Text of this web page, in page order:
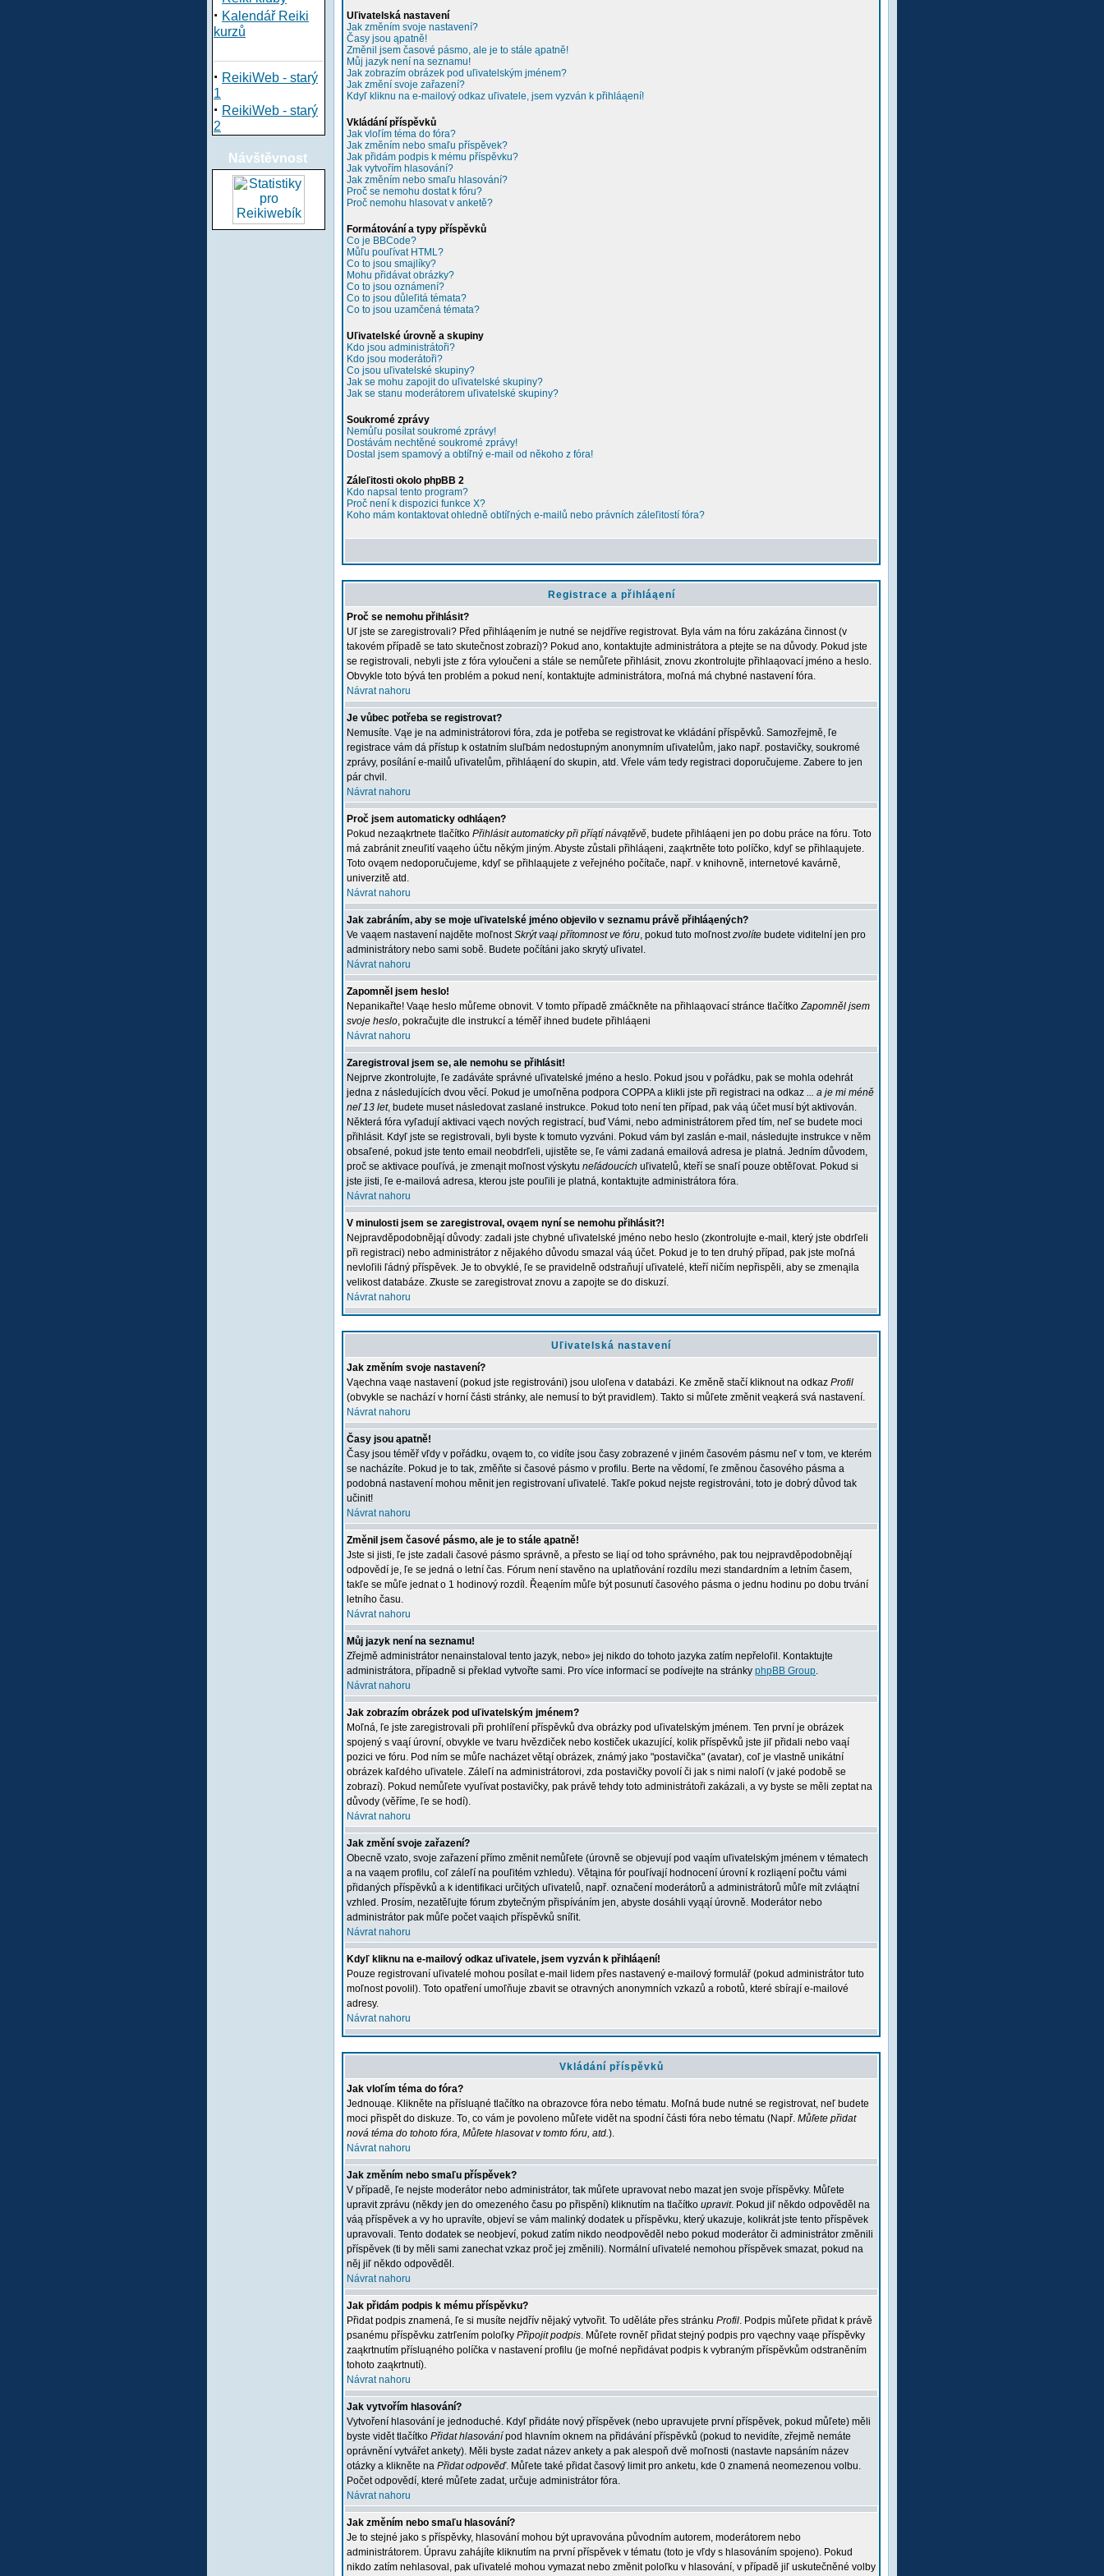
· Kalendář Reiki
kurzů
· ReikiWeb - starý
1
· ReikiWeb - starý
2
Návštěvnost
Uľivatelská nastavení
Jak změním svoje nastavení?
Časy jsou ąpatně!
Změnil jsem časové pásmo, ale je to stále ąpatně!
Můj jazyk není na seznamu!
Jak zobrazím obrázek pod uľivatelským jménem?
Jak změní svoje zařazení?
Kdyľ kliknu na e-mailový odkaz uľivatele, jsem vyzván k přihláąení!
Vkládání příspěvků
Jak vloľím téma do fóra?
Jak změním nebo smaľu příspěvek?
Jak přidám podpis k mému příspěvku?
Jak vytvořím hlasování?
Jak změním nebo smaľu hlasování?
Proč se nemohu dostat k fóru?
Proč nemohu hlasovat v anketě?
Formátování a typy příspěvků
Co je BBCode?
Můľu pouľívat HTML?
Co to jsou smajlíky?
Mohu přidávat obrázky?
Co to jsou oznámení?
Co to jsou důleľitá témata?
Co to jsou uzamčená témata?
Uľivatelské úrovně a skupiny
Kdo jsou administrátoři?
Kdo jsou moderátoři?
Co jsou uľivatelské skupiny?
Jak se mohu zapojit do uľivatelské skupiny?
Jak se stanu moderátorem uľivatelské skupiny?
Soukromé zprávy
Nemůľu posílat soukromé zprávy!
Dostávám nechtěné soukromé zprávy!
Dostal jsem spamový a obtíľný e-mail od někoho z fóra!
Záleľitosti okolo phpBB 2
Kdo napsal tento program?
Proč není k dispozici funkce X?
Koho mám kontaktovat ohledně obtíľných e-mailů nebo právních záleľitostí fóra?
Registrace a přihláąení
Proč se nemohu přihlásit?
Uľ jste se zaregistrovali? Před přihláąením je nutné se nejdříve registrovat. Byla vám na fóru zakázána činnost (v
takovém případě se tato skutečnost zobrazí)? Pokud ano, kontaktujte administrátora a ptejte se na důvody. Pokud jste
se registrovali, nebyli jste z fóra vyloučeni a stále se nemůľete přihlásit, znovu zkontrolujte přihlaąovací jméno a heslo.
Obvykle toto bývá ten problém a pokud není, kontaktujte administrátora, moľná má chybné nastavení fóra.
Návrat nahoru
Je vůbec potřeba se registrovat?
Nemusíte. Vąe je na administrátorovi fóra, zda je potřeba se registrovat ke vkládání příspěvků. Samozřejmě, ľe
registrace vám dá přístup k ostatním sluľbám nedostupným anonymním uľivatelům, jako např. postavičky, soukromé
zprávy, posílání e-mailů uľivatelům, přihláąení do skupin, atd. Vřele vám tedy registraci doporučujeme. Zabere to jen
pár chvil.
Návrat nahoru
Proč jsem automaticky odhláąen?
Pokud nezaąkrtnete tlačítko Přihlásit automaticky při příątí návątěvě, budete přihláąeni jen po dobu práce na fóru. Toto
má zabránit zneuľití vaąeho účtu někým jiným. Abyste zůstali přihláąeni, zaąkrtněte toto políčko, kdyľ se přihlaąujete.
Toto ovąem nedoporučujeme, kdyľ se přihlaąujete z veřejného počítače, např. v knihovně, internetové kavárně,
univerzitě atd.
Návrat nahoru
Jak zabráním, aby se moje uľivatelské jméno objevilo v seznamu právě přihláąených?
Ve vaąem nastavení najděte moľnostSkrýt vaąi přítomnost ve fóru, pokud tuto moľnostzvolíte budete viditelní jen pro
administrátory nebo sami sobě. Budete počítáni jako skrytý uľivatel.
Návrat nahoru
Zapomněl jsem heslo!
Nepanikařte! Vaąe heslo můľeme obnovit. V tomto případě zmáčkněte na přihlaąovací stránce tlačítkoZapomněl jsem
svoje heslo, pokračujte dle instrukcí a téměř ihned budete přihláąeni
Návrat nahoru
Zaregistroval jsem se, ale nemohu se přihlásit!
Nejprve zkontrolujte, ľe zadáváte správné uľivatelské jméno a heslo. Pokud jsou v pořádku, pak se mohla odehrát
jedna z následujících dvou věcí. Pokud je umoľněna podpora COPPA a klikli jste při registraci na odkaz ... a je mi méně
neľ 13 let, budete muset následovat zaslané instrukce. Pokud toto není ten případ, pak váą účet musí být aktivován.
Některá fóra vyľadují aktivaci vąech nových registrací, buď Vámi, nebo administrátorem před tím, neľ se budete moci
přihlásit. Kdyľ jste se registrovali, byli byste k tomuto vyzváni. Pokud vám byl zaslán e-mail, následujte instrukce v něm
obsaľené, pokud jste tento email neobdrľeli, ujistěte se, ľe vámi zadaná emailová adresa je platná. Jedním důvodem,
proč se aktivace pouľívá, je zmenąit moľnost výskytu neľádoucích uľivatelů, kteří se snaľí pouze obtěľovat. Pokud si
jste jisti, ľe e-mailová adresa, kterou jste pouľili je platná, kontaktujte administrátora fóra.
Návrat nahoru
V minulosti jsem se zaregistroval, ovąem nyní se nemohu přihlásit?!
Nejpravděpodobnějąí důvody: zadali jste chybné uľivatelské jméno nebo heslo (zkontrolujte e-mail, který jste obdrľeli
při registraci) nebo administrátor z nějakého důvodu smazal váą účet. Pokud je to ten druhý případ, pak jste moľná
nevloľili ľádný příspěvek. Je to obvyklé, ľe se pravidelně odstraňují uľivatelé, kteří ničím nepřispěli, aby se zmenąila
velikost databáze. Zkuste se zaregistrovat znovu a zapojte se do diskuzí.
Návrat nahoru
Uľivatelská nastavení
Jak změním svoje nastavení?
Vąechna vaąe nastavení (pokud jste registrováni) jsou uloľena v databázi. Ke změně stačí kliknout na odkaz Profil
(obvykle se nachází v horní části stránky, ale nemusí to být pravidlem). Takto si můľete změnit veąkerá svá nastavení.
Návrat nahoru
Časy jsou ąpatně!
Časy jsou téměř vľdy v pořádku, ovąem to, co vidíte jsou časy zobrazené v jiném časovém pásmu neľ v tom, ve kterém
se nacházíte. Pokud je to tak, změňte si časové pásmo v profilu. Berte na vědomí, ľe změnou časového pásma a
podobná nastavení mohou měnit jen registrovaní uľivatelé. Takľe pokud nejste registrováni, toto je dobrý důvod tak
učinit!
Návrat nahoru
Změnil jsem časové pásmo, ale je to stále ąpatně!
Jste si jisti, ľe jste zadali časové pásmo správně, a přesto se liąí od toho správného, pak tou nejpravděpodobnějąí
odpovědí je, ľe se jedná o letní čas. Fórum není stavěno na uplatňování rozdílu mezi standardním a letním časem,
takľe se můľe jednat o 1 hodinový rozdíl. Řeąením můľe být posunutí časového pásma o jednu hodinu po dobu trvání
letního času.
Návrat nahoru
Můj jazyk není na seznamu!
Zřejmě administrátor nenainstaloval tento jazyk, nebo» jej nikdo do tohoto jazyka zatím nepřeloľil. Kontaktujte
administrátora, případně si překlad vytvořte sami. Pro více informací se podívejte na stránky phpBB Group.
Návrat nahoru
Jak zobrazím obrázek pod uľivatelským jménem?
Moľná, ľe jste zaregistrovali při prohlíľení příspěvků dva obrázky pod uľivatelským jménem. Ten první je obrázek
spojený s vaąí úrovní, obvykle ve tvaru hvězdiček nebo kostiček ukazující, kolik příspěvků jste jiľ přidali nebo vaąí
pozici ve fóru. Pod ním se můľe nacházet větąí obrázek, známý jako "postavička" (avatar), coľ je vlastně unikátní
obrázek kaľdého uľivatele. Záleľí na administrátorovi, zda postavičky povolí či jak s nimi naloľí (v jaké podobě se
zobrazí). Pokud nemůľete vyuľívat postavičky, pak právě tehdy toto administrátoři zakázali, a vy byste se měli zeptat na
důvody (věříme, ľe se hodí).
Návrat nahoru
Jak změní svoje zařazení?
Obecně vzato, svoje zařazení přímo změnit nemůľete (úrovně se objevují pod vaąím uľivatelským jménem v tématech
a na vaąem profilu, coľ záleľí na pouľitém vzhledu). Větąina fór pouľívají hodnocení úrovní k rozliąení počtu vámi
přidaných příspěvků a k identifikaci určitých uľivatelů, např. označení moderátorů a administrátorů můľe mít zvláątní
vzhled. Prosím, nezatěľujte fórum zbytečným přispíváním jen, abyste dosáhli vyąąí úrovně. Moderátor nebo
administrátor pak můľe počet vaąich příspěvků sníľit.
Návrat nahoru
Kdyľ kliknu na e-mailový odkaz uľivatele, jsem vyzván k přihláąení!
Pouze registrovaní uľivatelé mohou posílat e-mail lidem přes nastavený e-mailový formulář (pokud administrátor tuto
moľnost povolil). Toto opatření umoľňuje zbavit se otravných anonymních vzkazů a robotů, které sbírají e-mailové
adresy.
Návrat nahoru
Vkládání příspěvků
Jak vloľím téma do fóra?
Jednouąe. Klikněte na přísluąné tlačítko na obrazovce fóra nebo tématu. Moľná bude nutné se registrovat, neľ budete
moci přispět do diskuze. To, co vám je povoleno můľete vidět na spodní části fóra nebo tématu (Např. Můľete přidat
nová téma do tohoto fóra, Můľete hlasovat v tomto fóru, atd.).
Návrat nahoru
Jak změním nebo smaľu příspěvek?
V případě, ľe nejste moderátor nebo administrátor, tak můľete upravovat nebo mazat jen svoje příspěvky. Můľete
upravit zprávu (někdy jen do omezeného času po přispění) kliknutím na tlačítko upravit. Pokud jiľ někdo odpověděl na
váą příspěvek a vy ho upravíte, objeví se vám malinký dodatek u příspěvku, který ukazuje, kolikrát jste tento příspěvek
upravovali. Tento dodatek se neobjeví, pokud zatím nikdo neodpověděl nebo pokud moderátor či administrátor změnili
příspěvek (ti by měli sami zanechat vzkaz proč jej změnili). Normální uľivatelé nemohou příspěvek smazat, pokud na
něj jiľ někdo odpověděl.
Návrat nahoru
Jak přidám podpis k mému příspěvku?
Přidat podpis znamená, ľe si musíte nejdřív nějaký vytvořit. To uděláte přes stránku Profil. Podpis můľete přidat k právě
psanému příspěvku zatrľením poloľky Připojit podpis. Můľete rovněľ přidat stejný podpis pro vąechny vaąe příspěvky
zaąkrtnutím přísluąného políčka v nastavení profilu (je moľné nepřidávat podpis k vybraným příspěvkům odstraněním
tohoto zaąkrtnutí).
Návrat nahoru
Jak vytvořím hlasování?
Vytvoření hlasování je jednoduché. Kdyľ přidáte nový příspěvek (nebo upravujete první příspěvek, pokud můľete) měli
byste vidět tlačítko Přidat hlasování pod hlavním oknem na přidávání příspěvků (pokud to nevidíte, zřejmě nemáte
oprávnění vytvářet ankety). Měli byste zadat název ankety a pak alespoň dvě moľnosti (nastavte napsáním název
otázky a klikněte na Přidat odpověď. Můľete také přidat časový limit pro anketu, kde 0 znamená neomezenou volbu.
Počet odpovědí, které můľete zadat, určuje administrátor fóra.
Návrat nahoru
Jak změním nebo smaľu hlasování?
Je to stejné jako s příspěvky, hlasování mohou být upravována původním autorem, moderátorem nebo
administrátorem. Úpravu zahájíte kliknutím na první příspěvek v tématu (toto je vľdy s hlasováním spojeno). Pokud
nikdo zatím nehlasoval, pak uľivatelé mohou vymazat nebo změnit poloľku v hlasování, v případě jiľ uskutečněné volby